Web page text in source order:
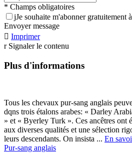
* Champs obligatoires
jJe souhaite m'abonner gratuitement
Envoyer message
 Imprimer
r Signaler le contenu
Plus d'informations
Tous les chevaux pur-sang anglais
dqns trois étalons arabes: « Darley
» et « Byerley Turk ». Ces ancêtres ont
aux diverses qualités et une sélection
leurs descendants. On insista ... En
Pur-sang anglais